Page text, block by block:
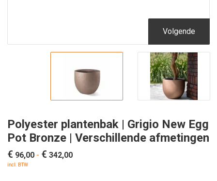
Volgende
Polyester plantenbak | Grigio New Egg
Pot Bronze | Verschillende afmetingen
€ 96,00 - € 342,00Prijsklasse:
incl. BTW